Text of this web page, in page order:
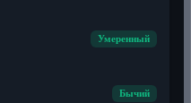
Умеренный
Бычий